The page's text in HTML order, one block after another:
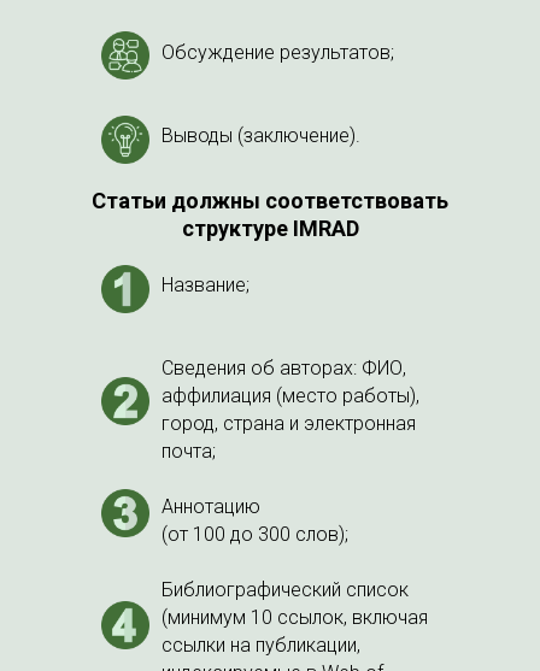
Обсуждение результатов;
Выводы (заключение).
Название;
Сведения об авторах: ФИО,
аффилиация (место работы),
город, страна и электронная
почта;
Аннотацию
(от 100 до 300 слов);
Библиографический список
(минимум 10 ссылок, включая
ссылки на публикации,
Статьи должны соответствовать
структуре IMRAD